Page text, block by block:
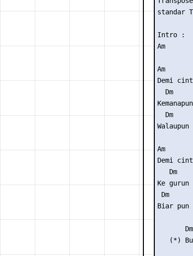
standar
Intro :
Am
Am
Demi
Dm
Dm
Am
Demi
Dm
Ke gurun
Dm
Biar pun
(*)